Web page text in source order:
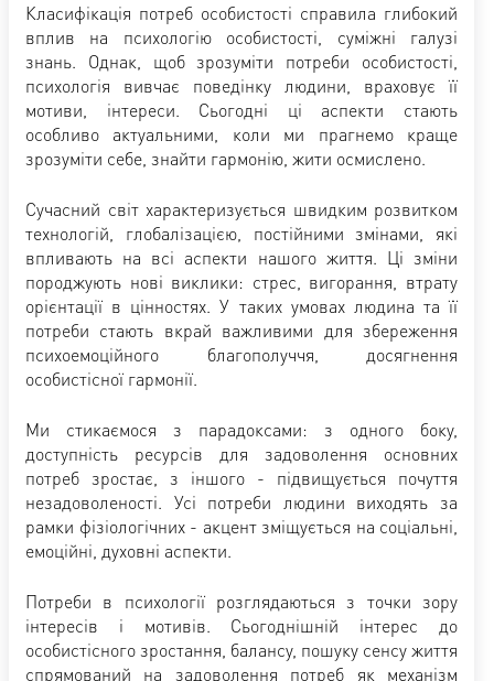
Класифікація потреб особистості справила глибокий
вплив на психологію особистості, суміжні галузі
знань. Однак, щоб зрозуміти потреби особистості,
психологія вивчає поведінку людини, враховує її
мотиви, інтереси. Сьогодні ці аспекти стають
особливо актуальними, коли ми прагнемо краще
зрозуміти себе, знайти гармонію, жити осмислено.
Сучасний світ характеризується швидким розвитком
технологій, глобалізацією, постійними змінами, які
впливають на всі аспекти нашого життя. Ці зміни
породжують нові виклики: стрес, вигорання, втрату
орієнтації в цінностях. У таких умовах людина та її
потреби стають вкрай важливими для збереження
психоемоційного благополуччя, досягнення
особистісної гармонії.
Ми стикаємося з парадоксами: з одного боку,
доступність ресурсів для задоволення основних
потреб зростає, з іншого - підвищується почуття
незадоволеності. Усі потреби людини виходять за
рамки фізіологічних - акцент зміщується на соціальні,
емоційні, духовні аспекти.
Потреби в психології розглядаються з точки зору
інтересів і мотивів. Сьогоднішній інтерес до
особистісного зростання, балансу, пошуку сенсу життя
спрямований на задоволення потреб як механізм